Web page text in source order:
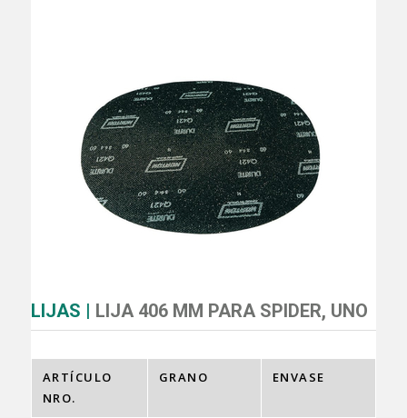
LIJAS | LIJA 406 MM PARA SPIDER, UNO
ARTÍCULO
NRO.
GRANO ENVASE